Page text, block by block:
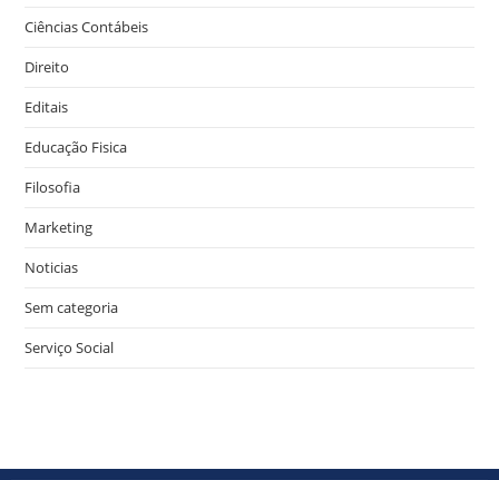
Ciências Contábeis
Direito
Editais
Educação Fisica
Filosofia
Marketing
Noticias
Sem categoria
Serviço Social